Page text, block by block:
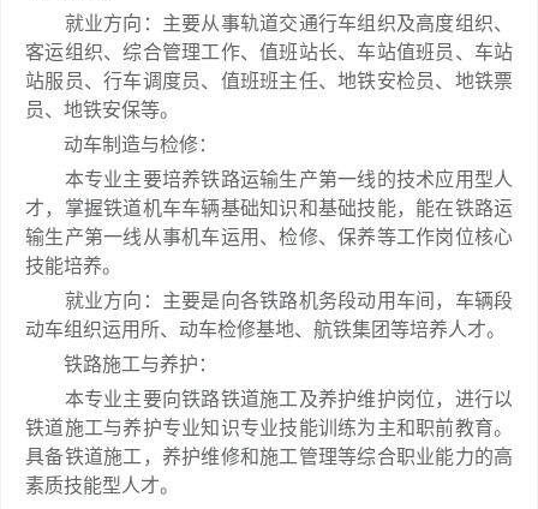
就业方向：主要从事轨道交通行车组织及高度组织、
客运组织、综合管理工作、值班站长、车站值班员、车站
站服员、行车调度员、值班班主任、地铁安检员、地铁票
员、地铁安保等。
动车制造与检修：
本专业主要培养铁路运输生产第一线的技术应用型人
才，掌握铁道机车车辆基础知识和基础技能，能在铁路运
输生产第一线从事机车运用、检修、保养等工作岗位核心
技能培养。
就业方向：主要是向各铁路机务段动用车间，车辆段
动车组织运用所、动车检修基地、航铁集团等培养人才。
铁路施工与养护：
本专业主要向铁路铁道施工及养护维护岗位，进行以
铁道施工与养护专业知识专业技能训练为主和职前教育。
具备铁道施工，养护维修和施工管理等综合职业能力的高
素质技能型人才。